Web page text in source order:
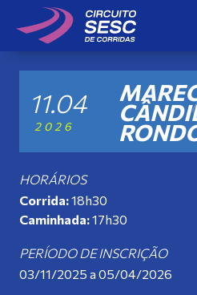
content
11.04
2026
HORÁRIOS
Corrida:18h30
Caminhada:17h30
PERÍODO DE INSCRIÇÃO
03/11/2025 a 05/04/2026